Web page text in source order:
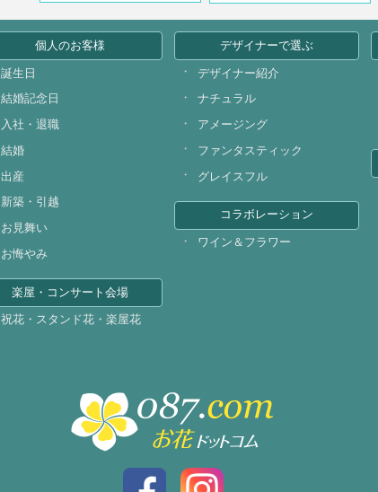
個人のお客様
誕生日
結婚記念日
入社・退職
結婚
出産
新築・引越
お見舞い
お悔やみ
楽屋・コンサート会場
祝花・スタンド花・楽屋花
デザイナーで選ぶ
デザイナー紹介
ナチュラル
アメージング
ファンタスティック
グレイスフル
コラボレーション
ワイン＆フラワー